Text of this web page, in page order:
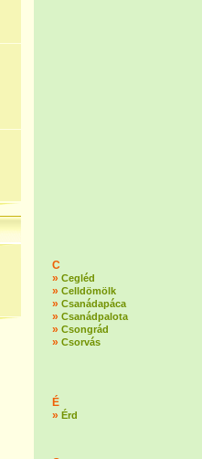
C
» Cegléd
» Celldömölk
» Csanádapáca
» Csanádpalota
» Csongrád
» Csorvás
É
» Érd